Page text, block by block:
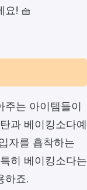
요! 🧺
주는 아이템들이
과 베이킹소다예
자를 흡착하는
히 베이킹소다는
하죠.